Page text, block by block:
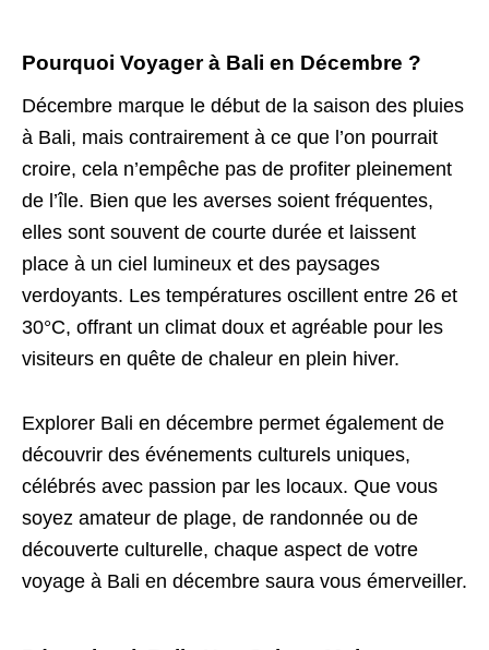
Pourquoi Voyager à Bali en Décembre ?
Décembre marque le début de la saison des pluies
à Bali, mais contrairement à ce que l’on pourrait
croire, cela n’empêche pas de profiter pleinement
de l’île. Bien que les averses soient fréquentes,
elles sont souvent de courte durée et laissent
place à un ciel lumineux et des paysages
verdoyants. Les températures oscillent entre 26 et
30°C, offrant un climat doux et agréable pour les
visiteurs en quête de chaleur en plein hiver.
Explorer Bali en décembre permet également de
découvrir des événements culturels uniques,
célébrés avec passion par les locaux. Que vous
soyez amateur de plage, de randonnée ou de
découverte culturelle, chaque aspect de votre
voyage à Bali en décembre saura vous émerveiller.